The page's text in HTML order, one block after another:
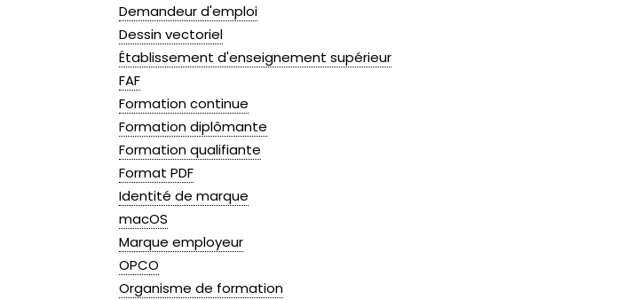
Demandeur d'emploi
Dessin vectoriel
Établissement d'enseignement supérieur
FAF
Formation continue
Formation diplômante
Formation qualifiante
Format PDF
Identité de marque
macOS
Marque employeur
OPCO
Organisme de formation